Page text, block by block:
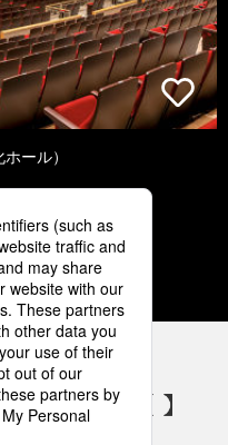
ール）
4 5
SNSアカウント